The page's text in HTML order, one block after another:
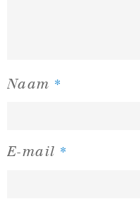
Naam *
E-mail *